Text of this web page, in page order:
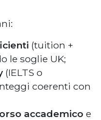
(tuition +
le soglie UK;
(IELTS o
coerenti con
accademico e